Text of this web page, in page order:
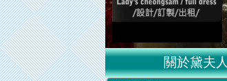
關於黛夫人